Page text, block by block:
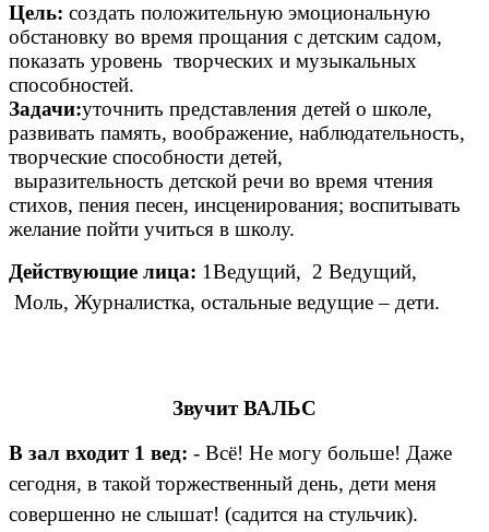
Цель: создать положительную эмоциональную
обстановку во время прощания с детским садом,
показать уровень творческих и музыкальных
способностей.
Задачи:уточнить представления детей о школе,
развивать память, воображение, наблюдательность,
творческие способности детей,
выразительность детской речи во время чтения
стихов, пения песен, инсценирования; воспитывать
желание пойти учиться в школу.
Действующие лица: 1Ведущий, 2 Ведущий,
Моль, Журналистка, остальные ведущие – дети.
Звучит ВАЛЬС
В зал входит 1 вед: - Всё! Не могу больше! Даже
сегодня, в такой торжественный день, дети меня
совершенно не слышат! (садится на стульчик).